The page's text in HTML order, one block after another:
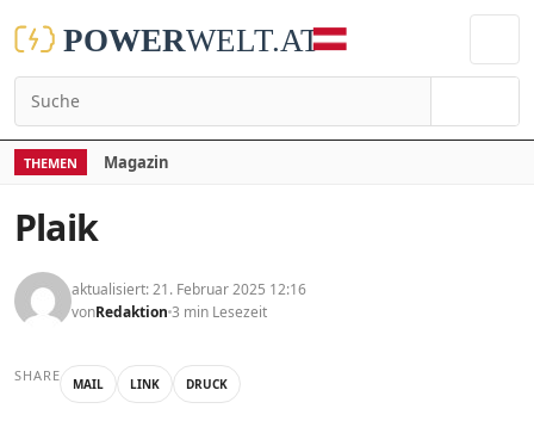
THEMEN Magazin
Plaik
aktualisiert: 21. Februar 2025 12:16
vonRedaktion 3 min Lesezeit
SHARE MAIL LINK DRUCK